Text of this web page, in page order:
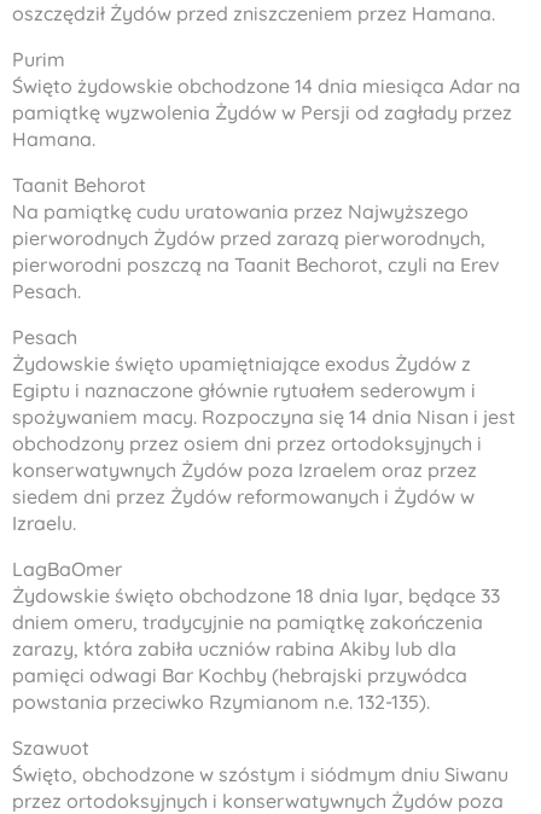
oszczędził Żydów przed zniszczeniem przez Hamana.
Purim
Święto żydowskie obchodzone 14 dnia miesiąca Adar na
pamiątkę wyzwolenia Żydów w Persji od zagłady przez
Hamana.
Taanit Behorot
Na pamiątkę cudu uratowania przez Najwyższego
pierworodnych Żydów przed zarazą pierworodnych,
pierworodni poszczą na Taanit Bechorot, czyli na Erev
Pesach.
Pesach
Żydowskie święto upamiętniające exodus Żydów z
Egiptu i naznaczone głównie rytuałem sederowym i
spożywaniem macy. Rozpoczyna się 14 dnia Nisan i jest
obchodzony przez osiem dni przez ortodoksyjnych i
konserwatywnych Żydów poza Izraelem oraz przez
siedem dni przez Żydów reformowanych i Żydów w
Izraelu.
LagBaOmer
Żydowskie święto obchodzone 18 dnia Iyar, będące 33
dniem omeru, tradycyjnie na pamiątkę zakończenia
zarazy, która zabiła uczniów rabina Akiby lub dla
pamięci odwagi Bar Kochby (hebrajski przywódca
powstania przeciwko Rzymianom n.e. 132-135).
Szawuot
Święto, obchodzone w szóstym i siódmym dniu Siwanu
przez ortodoksyjnych i konserwatywnych Żydów poza